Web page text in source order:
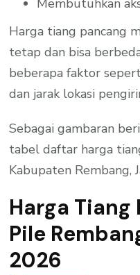
Membutuhkan
Harga tiang pancang
tetap dan bisa
beberapa faktor
dan jarak lokasi
Sebagai gambaran
tabel daftar harga
Kabupaten Rembang,
Harga Tiang
Pile
2026